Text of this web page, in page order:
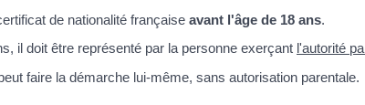
de nationalité française avant l'âge de 18 ans.
il doit être représenté par la personne exerçant l'autorité
faire la démarche lui-même, sans autorisation parentale.